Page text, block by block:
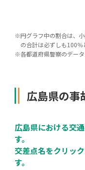
※円グラフ中の割合は、
の合計は必ずしも100％
※各都道府県警察のデー
広島県の事
広島県における交
す。
交差点名をクリッ
す。